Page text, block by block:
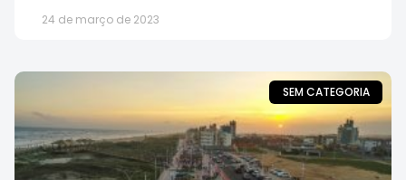
24 de março de 2023
SEM CATEGORIA